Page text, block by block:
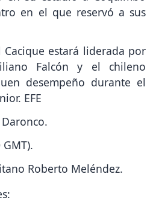
en el que reservó a sus
Cacique estará liderada por
Falcón y el chileno
desempeño durante el
EFE
Roberto Meléndez.